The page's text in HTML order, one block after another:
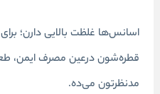
اسانس‌ها غلظت بالایی دارن؛
قطره‌شون درعین مصرف ایمن،
مدنظرتون می‌ده.